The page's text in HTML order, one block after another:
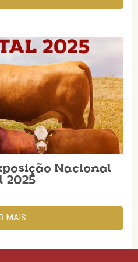
Nacional
2025
MAIS